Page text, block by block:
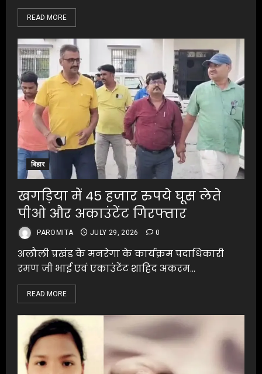
READ MORE
बिहार
खगड़िया में 45 हजार रुपये घूस लेते
पीओ और अकाउंटेंट गिरफ्तार
PAROMITA JULY 29, 2026 0
अलौली प्रखंड के मनरेगा के कार्यक्रम पदाधिकारी
रमण जी भाई एवं एकाउंटेंट शाहिद अकरम...
READ MORE